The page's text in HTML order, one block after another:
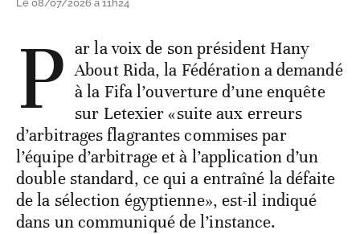
Le 08/07/2026 à 11h24
P ar la voix de son président Hany
About Rida, la Fédération a demandé
à la Fifa l’ouverture d’une enquête
sur Letexier «suite aux erreurs
d’arbitrages flagrantes commises par
l’équipe d’arbitrage et à l’application d’un
double standard, ce qui a entraîné la défaite
de la sélection égyptienne», est-il indiqué
dans un communiqué de l’instance.